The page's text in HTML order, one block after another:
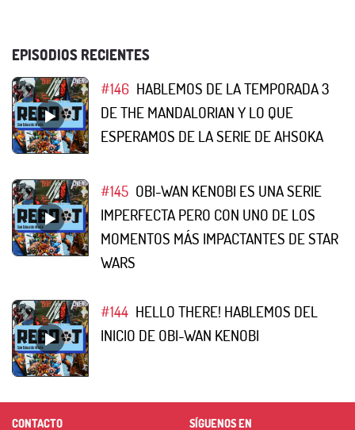
EPISODIOS RECIENTES
#146 HABLEMOS DE LA TEMPORADA 3
DE THE MANDALORIAN Y LO QUE
ESPERAMOS DE LA SERIE DE AHSOKA
#145 OBI-WAN KENOBI ES UNA SERIE
IMPERFECTA PERO CON UNO DE LOS
MOMENTOS MÁS IMPACTANTES DE STAR
WARS
#144 HELLO THERE! HABLEMOS DEL
INICIO DE OBI-WAN KENOBI
CONTACTO SÍGUENOS EN